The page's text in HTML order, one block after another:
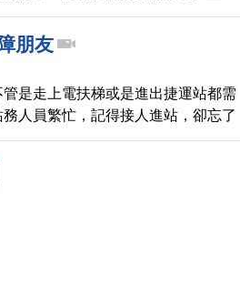
灣可以拿到20多萬劑AZ疫苗。
朋友
是走上電扶梯或是進出捷運站都需
人員繁忙，記得接人進站，卻忘了
北捷自行研發一套新的資訊系統。